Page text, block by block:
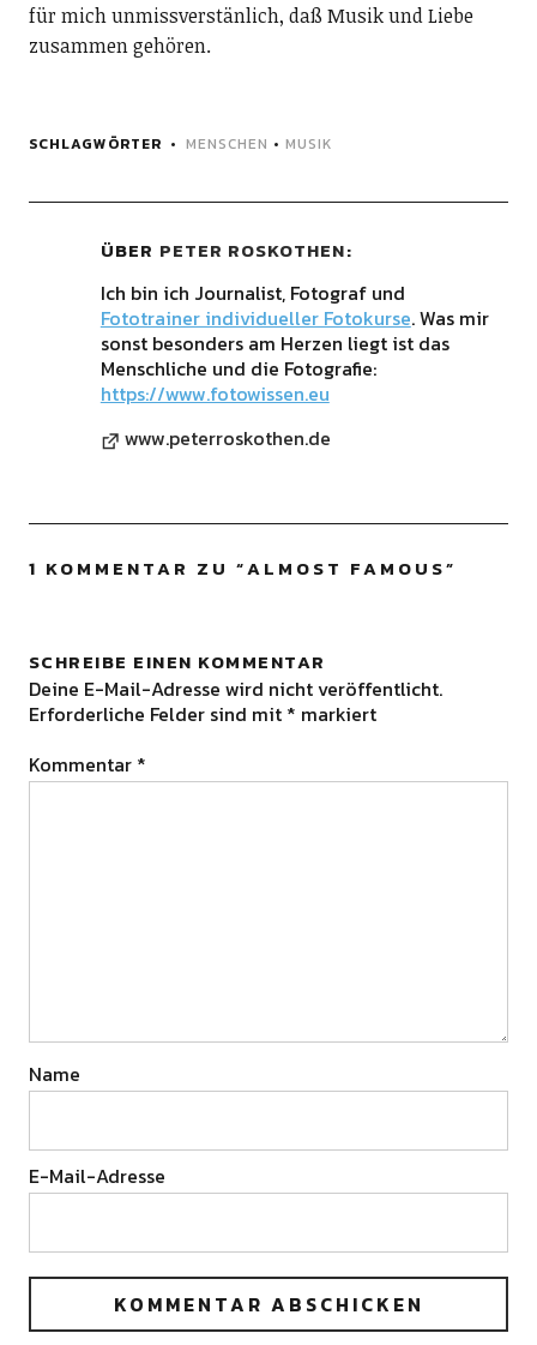
für mich unmissverstänlich, daß Musik und Liebe
zusammen gehören.
SCHLAGWÖRTER MENSCHEN • MUSIK
ÜBER PETER ROSKOTHEN
Ich bin ich Journalist, Fotograf und
Fototrainer individueller Fotokurse. Was mir
sonst besonders am Herzen liegt ist das
Menschliche und die Fotografie:
https://www.fotowissen.eu
www.peterroskothen.de
1 KOMMENTAR ZU “ALMOST FAMOUS”
SCHREIBE EINEN KOMMENTAR
Deine E-Mail-Adresse wird nicht veröffentlicht.
Erforderliche Felder sind mit * markiert
Kommentar *
Name
E-Mail-Adresse